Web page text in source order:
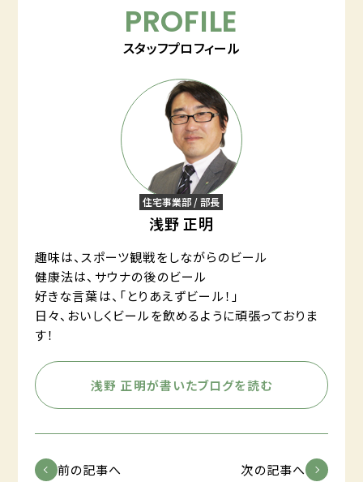
PROFILE
スタッフプロフィール
住宅事業部 / 部長
浅野 正明
趣味は、スポーツ観戦をしながらのビール
健康法は、サウナの後のビール
好きな言葉は、「とりあえずビール！」
日々、おいしくビールを飲めるように頑張っておりま
す！
浅野 正明が書いたブログを読む
前の記事へ 次の記事へ